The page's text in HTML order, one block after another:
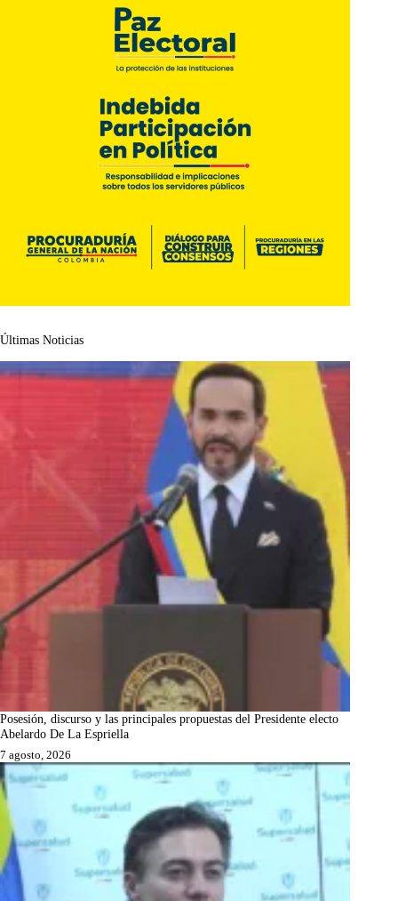
Últimas Noticias
Posesión, discurso y las principales propuestas del Presidente electo
Abelardo De La Espriella
7 agosto, 2026